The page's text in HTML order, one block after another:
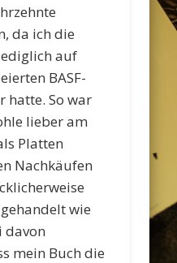
da ich die
auf
BASF-
hatte. So war
lieber am
Platten
Nachkäufen
wie
davon
mein Buch die